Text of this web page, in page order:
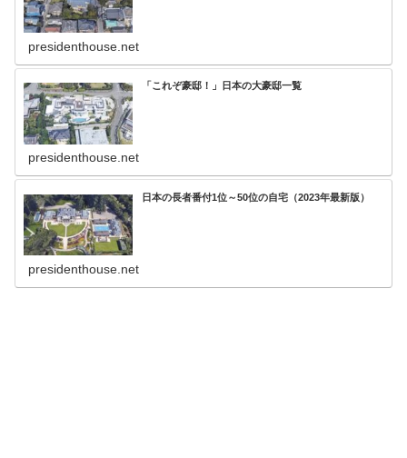
presidenthouse.net
「これぞ豪邸！」日本の大豪邸一覧
presidenthouse.net
日本の長者番付1位～50位の自宅（2023年最新版）
presidenthouse.net